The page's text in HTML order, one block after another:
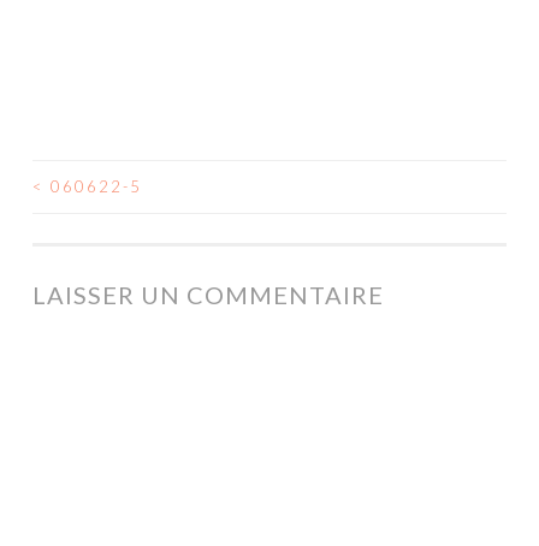
NAVIGATION
ARTICLES
< 060622-5
LAISSER UN COMMENTAIRE